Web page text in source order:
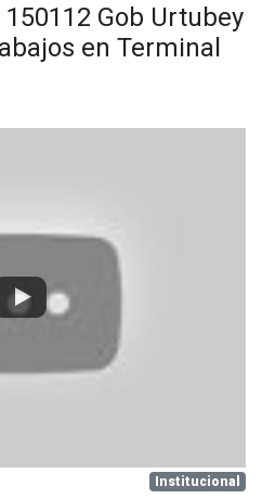
Gob Urtubey
en Terminal
Institucional